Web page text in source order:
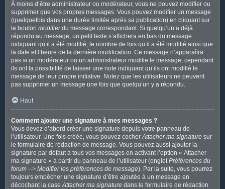
À moins d’être administrateur ou modérateur, vous ne pouvez modifier ou
supprimer que vos propres messages. Vous pouvez modifier un message
(quelquefois dans une durée limitée après sa publication) en cliquant sur
le bouton modifierdu message correspondant. Si quelqu’un a déjà
répondu au message, un petit texte s’affichera en bas du message
indiquant qu’il a été modifié, le nombre de fois qu’il a été modifié ainsi que
la date et l’heure de la dernière modification. Ce message n’apparaîtra
pas si un modérateur ou un administrateur modifie le message, cependant
ils ont la possibilité de laisser une note indiquant qu’ils ont modifié le
message de leur propre initiative. Notez que les utilisateurs ne peuvent
pas supprimer un message une fois que quelqu’un y a répondu.
Haut
Comment ajouter une signature à mes messages ?
Vous devez d’abord créer une signature depuis votre panneau de
l’utilisateur. Une fois créée, vous pouvez cocherAttacher ma signature sur
le formulaire de rédaction de message. Vous pouvez aussi ajouter la
signature par défaut à tous vos messages en activant l’option « Attacher
ma signature » à partir du panneau de l’utilisateur (ongletPréférences du
forum --> Modifier les préférences de message). Par la suite, vous pourrez
toujours empêcher une signature d’être ajoutée à un message en
décochant la caseAttacher ma signature dans le formulaire de rédaction